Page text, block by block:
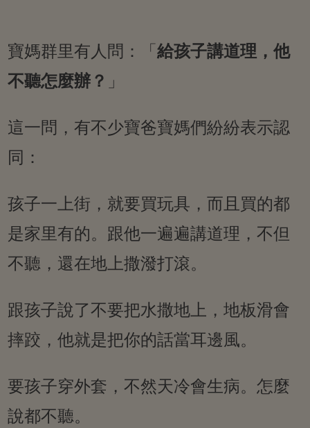
寶媽群里有人問：「 給孩子講道理，他
不聽怎麼辦？ 」
這一問，有不少寶爸寶媽們紛紛表示認
同：
孩子一上街，就要買玩具，而且買的都
是家里有的。跟他一遍遍講道理，不但
不聽，還在地上撒潑打滾。
跟孩子說了不要把水撒地上，地板滑會
摔跤，他就是把你的話當耳邊風。
要孩子穿外套，不然天冷會生病。怎麼
說都不聽。